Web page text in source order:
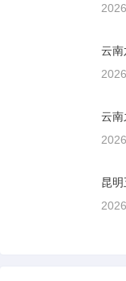
云南
云南
昆